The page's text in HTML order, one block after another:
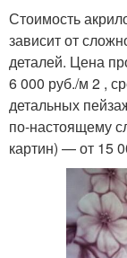
Стоимость
зависит от
деталей. Цена
6 000 руб./м 2 ,
детальных
по-настоящему
картин) — от 15